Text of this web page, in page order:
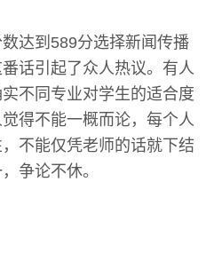
达到589分选择新闻传播
话引起了众人热议。有人
不同专业对学生的适合度
得不能一概而论，每个人
不能仅凭老师的话就下结
争论不休。